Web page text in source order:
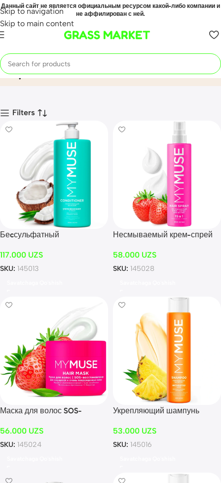
Skip to navigation
Skip to main content
Данный сайт не является официальным ресурсом какой-либо компании и
не аффилирован с ней.
GRASS MARKET
mymuseHome Mahsulot
Filters
Беcсульфатный
мл
117.000 UZS
SKU: 145013
Несмываемый крем-спрей
и блеск 250 мл
58.000 UZS
SKU: 145028
Маска для волос SOS-
56.000 UZS
SKU: 145024
Укрепляющий шампунь
MYMUSE
53.000 UZS
SKU: 145016